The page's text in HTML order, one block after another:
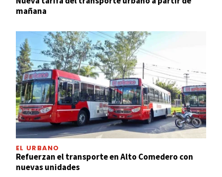
mañana
EL URBANO
Refuerzan el transporte en Alto Comedero con
nuevas unidades